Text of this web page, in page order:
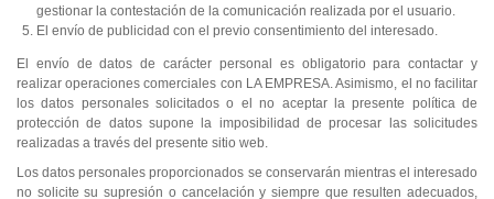
gestionar la contestación de la comunicación realizada por el usuario.
El envío de publicidad con el previo consentimiento del interesado.
El envío de datos de carácter personal es obligatorio para contactar y
realizar operaciones comerciales con LA EMPRESA. Asimismo, el no facilitar
los datos personales solicitados o el no aceptar la presente política de
protección de datos supone la imposibilidad de procesar las solicitudes
realizadas a través del presente sitio web.
Los datos personales proporcionados se conservarán mientras el interesado
no solicite su supresión o cancelación y siempre que resulten adecuados,